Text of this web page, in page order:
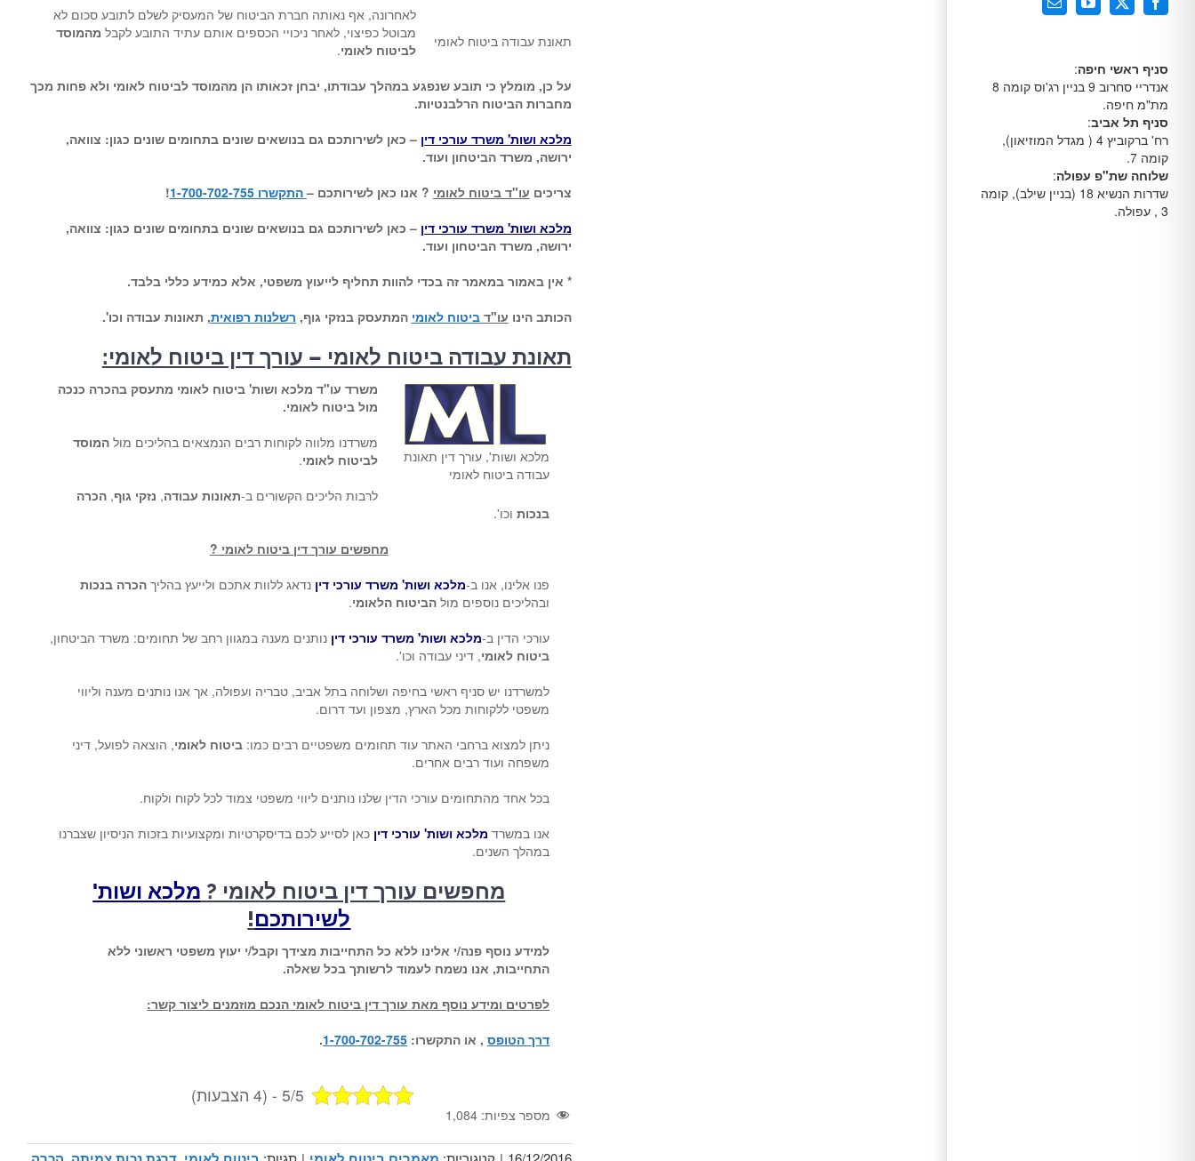
Facebook
X
YouTubeכתובת
סניף ראשי חיפה:
אנדריי סחרוב 9 בניין רג'וס קומה 8
מת"מ חיפה.
סניף תל אביב:
רח' ברקוביץ 4 ( מגדל המוזיאון),
קומה 7.
שלוחה שת"פ עפולה:
שדרות הנשיא 18 (בניין שילב), קומה
3 , עפולה.
תאונת עבודה ביטוח לאומי
לאחרונה, אף נאותה חברת הביטוח של המעסיק לשלם לתובע סכום לא
מבוטל כפיצוי, לאחר ניכויי הכספים אותם עתיד התובע לקבל מהמוסד
לביטוח לאומי.
על כן, מומלץ כי תובע שנפגע במהלך עבודתו, יבחן זכאותו הן מהמוסד לביטוח לאומי ולא פחות מכך
מחברות הביטוח הרלבנטיות.
מלכא ושות' משרד עורכי דין – כאן לשירותכם גם בנושאים שונים בתחומים שונים כגון: צוואה,
ירושה, משרד הביטחון ועוד.
צריכים עו"ד ביטוח לאומי ? אנו כאן לשירותכם – התקשרו 1-700-702-755
!
מלכא ושות' משרד עורכי דין – כאן לשירותכם גם בנושאים שונים בתחומים שונים כגון: צוואה,
ירושה, משרד הביטחון ועוד.
* אין באמור במאמר זה בכדי להוות תחליף לייעוץ משפטי, אלא כמידע כללי בלבד.
הכותב הינו עו"דביטוח לאומי המתעסק בנזקי גוף, רשלנות רפואית, תאונות עבודה וכו'.
תאונת עבודה ביטוח לאומי – עורך דין ביטוח לאומי:
מלכא ושות', עורך דין תאונת
עבודה ביטוח לאומי
משרד עו"ד מלכא ושות' ביטוח לאומי מתעסק בהכרה כנכה
מול ביטוח לאומי.
משרדנו מלווה לקוחות רבים הנמצאים בהליכים מול המוסד
לביטוח לאומי.
לרבות הליכים הקשורים ב-תאונות עבודה, נזקי גוף, הכרה
בנכותוכו'.
מחפשים עורך דין ביטוח לאומי ?
פנו אלינו, אנו ב-מלכא ושות' משרד עורכי דין נדאג ללוות אתכם ולייעץ בהליך הכרה בנכות
ובהליכים נוספים מול הביטוח הלאומי.
עורכי הדין ב-מלכא ושות' משרד עורכי דין נותנים מענה במגוון רחב של תחומים: משרד הביטחון,
ביטוח לאומי, דיני עבודה וכו'.
למשרדנו יש סניף ראשי בחיפה ושלוחה בתל אביב, טבריה ועפולה, אך אנו נותנים מענה וליווי
משפטי ללקוחות מכל הארץ, מצפון ועד דרום.
ניתן למצוא ברחבי האתר עוד תחומים משפטיים רבים כמו: ביטוח לאומי, הוצאה לפועל, דיני
משפחה ועוד רבים אחרים.
בכל אחד מהתחומים עורכי הדין שלנו נותנים ליווי משפטי צמוד לכל לקוח ולקוח.
אנו במשרד מלכא ושות' עורכי דין כאן לסייע לכם בדיסקרטיות ומקצועיות בזכות הניסיון שצברנו
במהלך השנים.
מחפשים עורך דין ביטוח לאומי ? מלכא ושות'
לשירותכם!
למידע נוסף פנה/י אלינו ללא כל התחייבות מצידך וקבל/י יעוץ משפטי ראשוני ללא
התחייבות, אנו נשמח לעמוד לרשותך בכל שאלה.
לפרטים ומידע נוסף מאת עורך דין ביטוח לאומי הנכם מוזמנים ליצור קשר:
דרך הטופס, או התקשרו: 1-700-702-755
.
5/5 - (4 הצבעות)
מספר צפיות: 1,084